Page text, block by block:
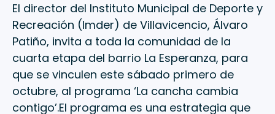
El director del Instituto Municipal de Deporte y
Recreación (Imder) de Villavicencio, Álvaro
Patiño, invita a toda la comunidad de la
cuarta etapa del barrio La Esperanza, para
que se vinculen este sábado primero de
octubre, al programa ‘La cancha cambia
contigo’.El programa es una estrategia que